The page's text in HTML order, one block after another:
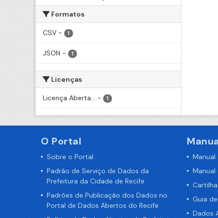
Formatos
CSV - 1
JSON - 1
Licenças
Licença Aberta... - 1
O Portal
Sobre o Portal
Padrão de Serviço de Dados da
Prefeitura da Cidade de Recife
Padrões de Publicação dos Dados no
Portal de Dados Abertos do Recife
Guia
Dados